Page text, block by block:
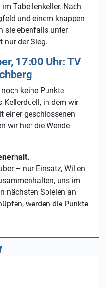
Tabellenkeller. Nach
und einem knappen
sie ebenfalls unter
nur der Sieg.
17:00 Uhr: TV
keine Punkte
Kellerduell, in dem wir
einer geschlossenen
wir hier die Wende
– nur Einsatz, Willen
uns im
nächsten Spielen an
werden die Punkte